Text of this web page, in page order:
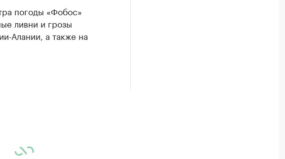
погоды «Фобос»
ливни и грозы
Алании, а также на